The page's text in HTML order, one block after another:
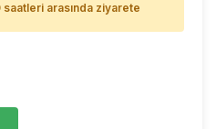
arasında ziyarete